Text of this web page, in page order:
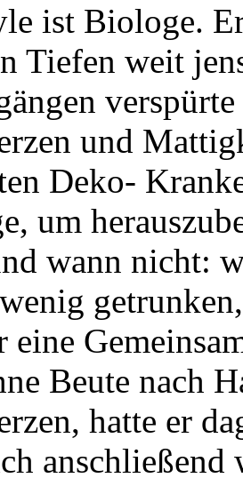
ist Biologe.
Tiefen weit
und
Deko-
um
wann nicht:
eine
Beute nach
hatte er
anschließend